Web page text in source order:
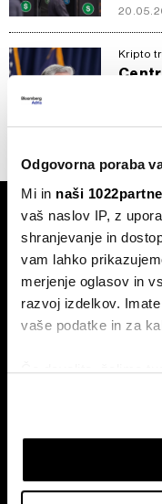
Odgovorna poraba
Mi in naši
vaš naslov IP, z
shranjevanje in
vam lahko
merjenje oglasov in
razvoj izdelkov.
vaše podatke in za
Če dovolite, želimo
Zbirati
Identificirati
lastnosti
Poglejte si še, kako
Kripto
Finančni trgi